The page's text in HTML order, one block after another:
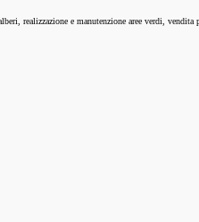
realizzazione e manutenzione aree verdi, vendita